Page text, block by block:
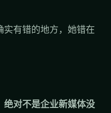
有错的地方，她错在
绝对不是企业新媒体没